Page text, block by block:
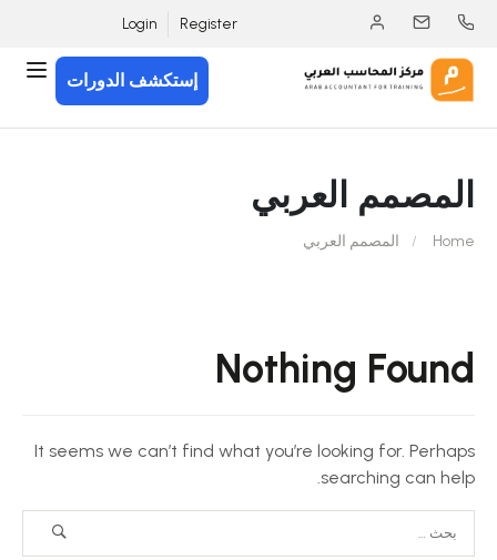
Register
Login
إستكشف الدورات
المصمم العربي
Home المصمم العربي
Nothing Found
It seems we can’t find what you’re looking for. Perhaps
searching can help.